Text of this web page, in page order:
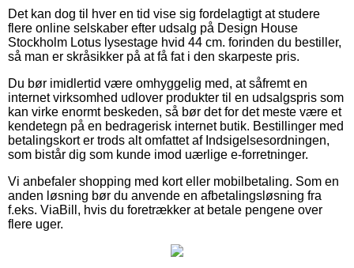
Det kan dog til hver en tid vise sig fordelagtigt at studere
flere online selskaber efter udsalg på Design House
Stockholm Lotus lysestage hvid 44 cm. forinden du bestiller,
så man er skråsikker på at få fat i den skarpeste pris.
Du bør imidlertid være omhyggelig med, at såfremt en
internet virksomhed udlover produkter til en udsalgspris som
kan virke enormt beskeden, så bør det for det meste være et
kendetegn på en bedragerisk internet butik. Bestillinger med
betalingskort er trods alt omfattet af Indsigelsesordningen,
som bistår dig som kunde imod uærlige e-forretninger.
Vi anbefaler shopping med kort eller mobilbetaling. Som en
anden løsning bør du anvende en afbetalingsløsning fra
f.eks. ViaBill, hvis du foretrækker at betale pengene over
flere uger.